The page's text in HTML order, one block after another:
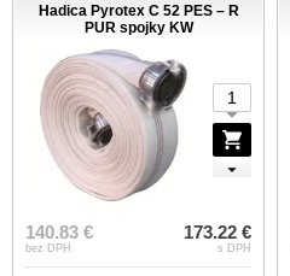
Hadica Pyrotex C 52 PES – R
PUR spojky KW
140.83 €
bez DPH
173.22 €
s DPH